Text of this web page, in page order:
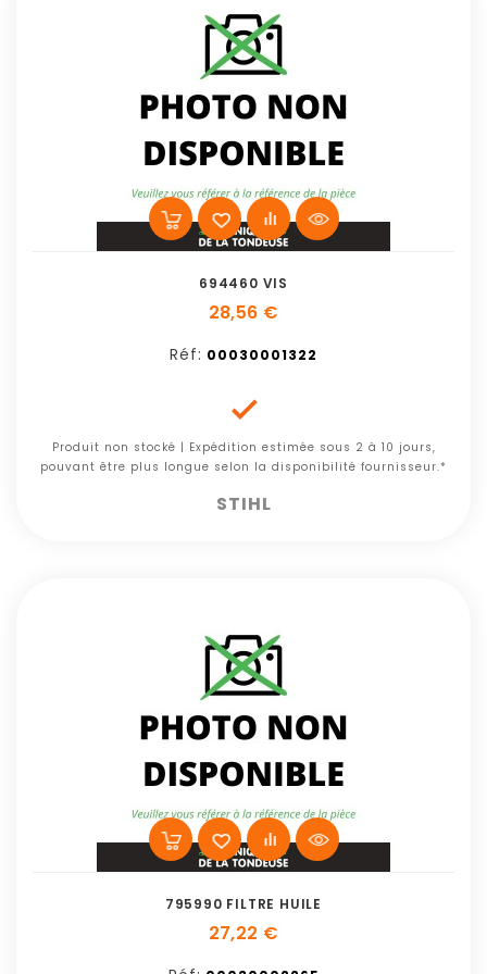
694460 VIS
28,56 €
Réf: 00030001322

Produit non stocké | Expédition estimée sous 2 à 10 jours,
pouvant être plus longue selon la disponibilité fournisseur.*
STIHL
795990 FILTRE HUILE
27,22 €